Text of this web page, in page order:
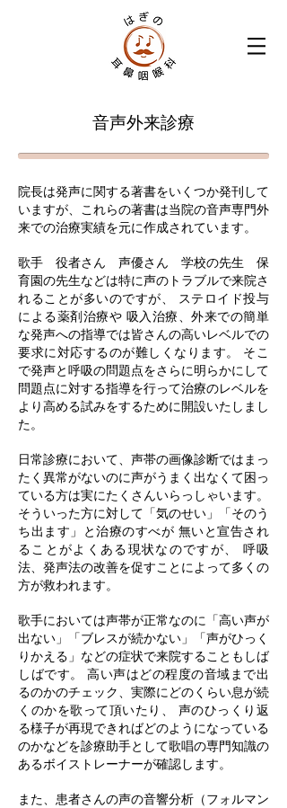
音声外来診療
院長は発声に関する著書をいくつか発刊して
いますが、これらの著書は当院の音声専門外
来での治療実績を元に作成されています。
歌手 役者さん 声優さん 学校の先生 保
育園の先生などは特に声のトラブルで来院さ
れることが多いのですが、 ステロイド投与
による薬剤治療や 吸入治療、外来での簡単
な発声への指導では皆さんの高いレベルでの
要求に対応するのが難しくなります。 そこ
で発声と呼吸の問題点をさらに明らかにして
問題点に対する指導を行って治療のレベルを
より高める試みをするために開設いたしまし
た。
日常診療において、声帯の画像診断ではまっ
たく異常がないのに声がうまく出なくて困っ
ている方は実にたくさんいらっしゃいます。
そういった方に対して「気のせい」「そのう
ち出ます」と治療のすべが 無いと宣告され
ることがよくある現状なのですが、 呼吸
法、発声法の改善を促すことによって多くの
方が救われます。
歌手においては声帯が正常なのに「高い声が
出ない」「ブレスが続かない」「声がひっく
りかえる」などの症状で来院することもしば
しばです。 高い声はどの程度の音域まで出
るのかのチェック、実際にどのくらい息が続
くのかを歌って頂いたり、 声のひっくり返
る様子が再現できればどのようになっている
のかなどを診療助手として歌唱の専門知識の
あるボイストレーナーが確認します。
また、患者さんの声の音響分析（フォルマン